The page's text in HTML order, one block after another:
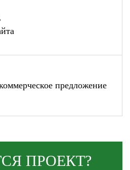
предложение
ПРОЕКТ?